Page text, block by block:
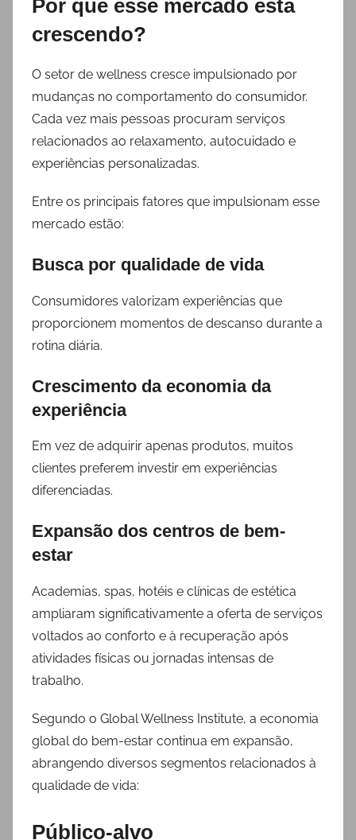
Por que esse mercado está
crescendo?
O setor de wellness cresce impulsionado por
mudanças no comportamento do consumidor.
Cada vez mais pessoas procuram serviços
relacionados ao relaxamento, autocuidado e
experiências personalizadas.
Entre os principais fatores que impulsionam esse
mercado estão:
Busca por qualidade de vida
Consumidores valorizam experiências que
proporcionem momentos de descanso durante a
rotina diária.
Crescimento da economia da
experiência
Em vez de adquirir apenas produtos, muitos
clientes preferem investir em experiências
diferenciadas.
Expansão dos centros de bem-
estar
Academias, spas, hotéis e clínicas de estética
ampliaram significativamente a oferta de serviços
voltados ao conforto e à recuperação após
atividades físicas ou jornadas intensas de
trabalho.
Segundo o Global Wellness Institute, a economia
global do bem-estar continua em expansão,
abrangendo diversos segmentos relacionados à
qualidade de vida:
Público-alvo